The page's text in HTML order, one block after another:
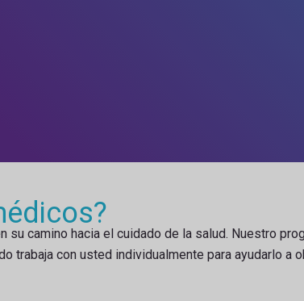
su camino hacia el cuidado de la salud. Nuestro
trabaja con usted individualmente para ayudarlo a